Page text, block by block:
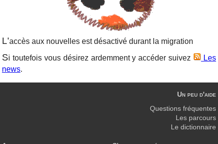
L'accès aux nouvelles est désactivé durant la migration
Si toutefois vous désirez ardemment y accéder suivez
Les
news.
Un peu d'aide
Questions fréquentes
Les parcours
Le dictionnaire